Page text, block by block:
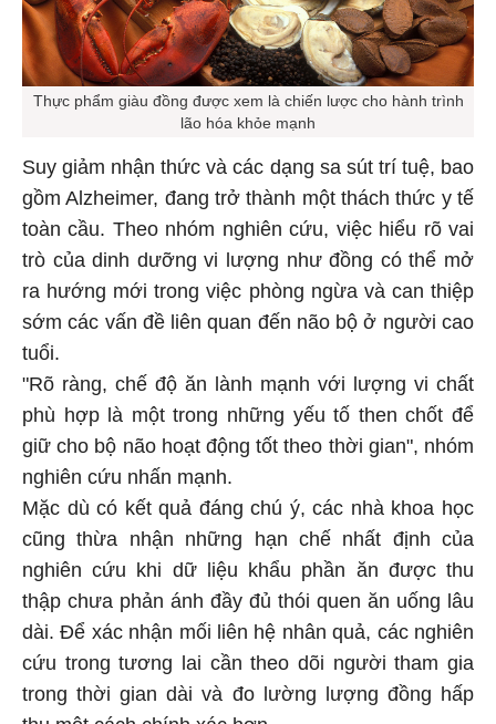
Thực phẩm giàu đồng được xem là chiến lược cho hành trình
lão hóa khỏe mạnh
Suy giảm nhận thức và các dạng sa sút trí tuệ, bao
gồm Alzheimer, đang trở thành một thách thức y tế
toàn cầu. Theo nhóm nghiên cứu, việc hiểu rõ vai
trò của dinh dưỡng vi lượng như đồng có thể mở
ra hướng mới trong việc phòng ngừa và can thiệp
sớm các vấn đề liên quan đến não bộ ở người cao
tuổi.
"Rõ ràng, chế độ ăn lành mạnh với lượng vi chất
phù hợp là một trong những yếu tố then chốt để
giữ cho bộ não hoạt động tốt theo thời gian", nhóm
nghiên cứu nhấn mạnh.
Mặc dù có kết quả đáng chú ý, các nhà khoa học
cũng thừa nhận những hạn chế nhất định của
nghiên cứu khi dữ liệu khẩu phần ăn được thu
thập chưa phản ánh đầy đủ thói quen ăn uống lâu
dài. Để xác nhận mối liên hệ nhân quả, các nghiên
cứu trong tương lai cần theo dõi người tham gia
trong thời gian dài và đo lường lượng đồng hấp